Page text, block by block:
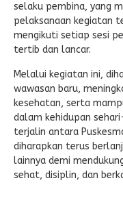
selaku pembina, yang
pelaksanaan kegiatan
mengikuti setiap sesi
tertib dan lancar.
Melalui kegiatan ini,
wawasan baru,
kesehatan, serta
dalam kehidupan
terjalin antara
diharapkan terus
lainnya demi
sehat, disiplin, dan